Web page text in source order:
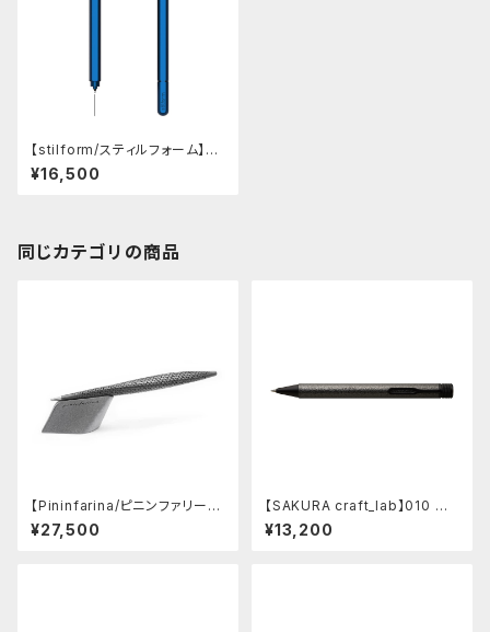
【stilform/スティルフォーム】AR
C Aluminum (Night Sky)
¥16,500
同じカテゴリの商品
【Pininfarina/ピニンファリー
ナ】Speedform (チタン)
¥27,500
【SAKURA craft_lab】010 ゲ
ルインキボールペン (ハンマート
ーン チャコール)
¥13,200